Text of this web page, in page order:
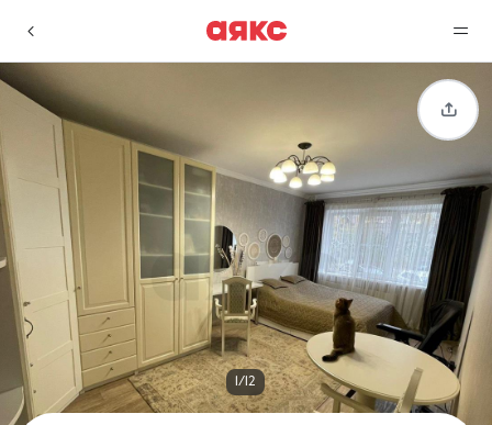
г. Краснодар
Избранное
0 объявлений
Сравнение
0 объявлений
Недвижимость Услуги
1/12